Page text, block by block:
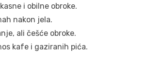
i obilne obroke.
nakon jela.
ali češće obroke.
kafe i gaziranih pića.